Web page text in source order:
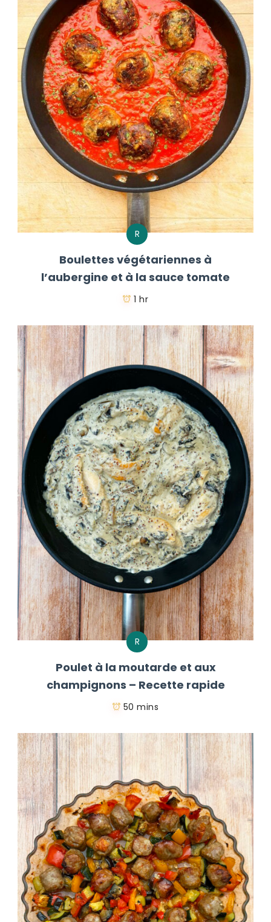
R
Boulettes végétariennes à
l’aubergine et à la sauce tomate
1 hr
R
Poulet à la moutarde et aux
champignons – Recette rapide
50 mins